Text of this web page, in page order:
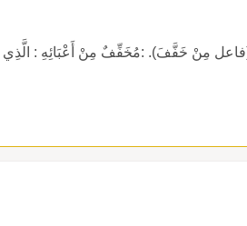
مِنْ خَفَّفَ). :مُخَفِّفٌ مِنْ أَعْبَائِهِ :